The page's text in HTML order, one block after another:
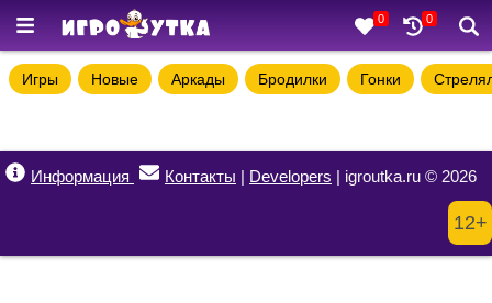
0 0
Игры Новые Аркады Бродилки Гонки
Информация Контакты | Developers | igroutka.ru © 2026
12+